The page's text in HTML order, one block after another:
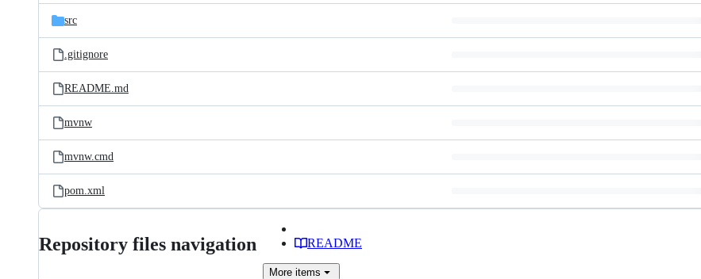
src
.gitignore
README.md
mvnw
mvnw.cmd
pom.xml
Repository files navigation README
More items